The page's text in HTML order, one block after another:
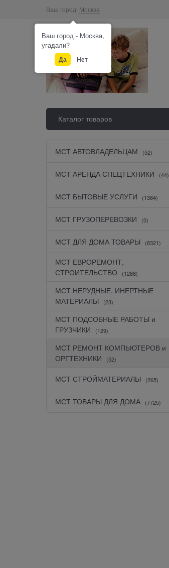
Ваш город: Москва
Каталог товаров
МСТ АВТОВЛАДЕЛЬЦАМ (52)
МСТ АРЕНДА СПЕЦТЕХНИКИ (44)
МСТ БЫТОВЫЕ УСЛУГИ (1384)
МСТ ГРУЗОПЕРЕВОЗКИ (0)
МСТ ДЛЯ ДОМА ТОВАРЫ (8321)
МСТ ЕВРОРЕМОНТ,
СТРОИТЕЛЬСТВО
(1288)
МСТ НЕРУДНЫЕ, ИНЕРТНЫЕ
МАТЕРИАЛЫ
(23)
МСТ ПОДСОБНЫЕ РАБОТЫ и
ГРУЗЧИКИ
(129)
МСТ РЕМОНТ КОМПЬЮТЕРОВ и
ОРГТЕХНИКИ
(52)
МСТ СТРОЙМАТЕРИАЛЫ (265)
МСТ ТОВАРЫ ДЛЯ ДОМА (7725)
Ваш город - Москва,
угадали?
Да Нет